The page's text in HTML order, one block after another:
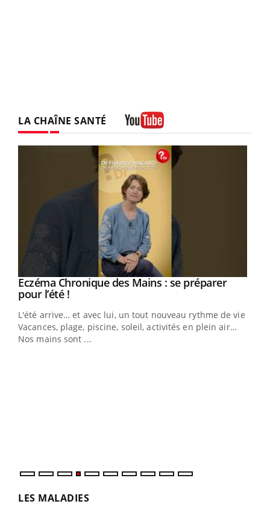
LA CHAÎNE SANTÉ
Youtube
Eczéma Chronique des Mains : se préparer
pour l’été !Youtube
L'été arrive… et avec lui, un tout nouveau rythme de vie !
Vacances, plage, piscine, soleil, activités en plein air…
Nos mains sont ...
LES MALADIES